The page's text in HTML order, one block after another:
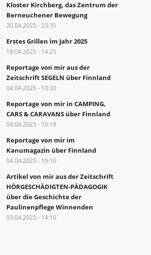
Kloster Kirchberg, das Zentrum der
Berneuchener Bewegung
20.04.2025 - 23:35
Erstes Grillen im Jahr 2025
18.04.2025 - 14:25
Reportage von mir aus der
Zeitschrift SEGELN über Finnland
04.04.2025 - 10:30
Reportage von mir in CAMPING,
CARS & CARAVANS über Finnland
04.04.2025 - 10:18
Reportage von mir im
Kanumagazin über Finnland
04.04.2025 - 10:10
Artikel von mir aus der Zeitschrift
HÖRGESCHÄDIGTEN-PÄDAGOGIK
über die Geschichte der
Paulinenpflege Winnenden
03.04.2025 - 14:10